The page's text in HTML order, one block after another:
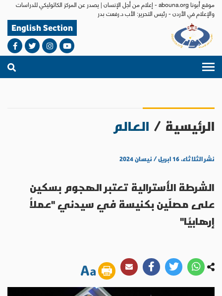
موقع أبونا abouna.org - إعلام من أجل الإنسان | يصدر عن المركز الكاثوليكي للدراسات
والإعلام في الأردن - رئيس التحرير: الأب د.رفعت بدر
English Section
الرئيسية / العالم
نشر الثلاثاء، ١٦ ابريل / نيسان ٢٠٢٤
الشرطة الأسترالية تعتبر الهجوم بسكين
على مصلّين بكنيسة في سيدني "عملاً
إرهابيًا"